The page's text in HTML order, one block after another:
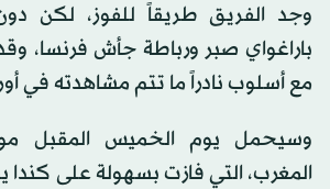
وجد الفريق طريقاً للفوز، لكن
باراغواي صبر ورباطة جأش فرنسا،
مع أسلوب نادراً ما تتم مشاهدته في
وسيحمل يوم الخميس المقبل
المغرب، التي فازت بسهولة على كندا